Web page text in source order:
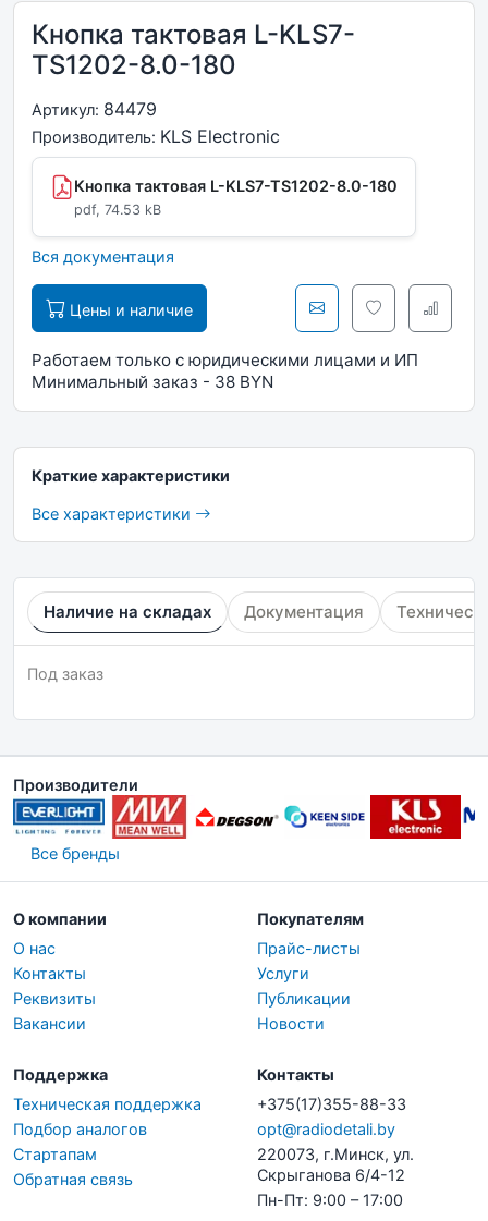
Кнопка тактовая L-KLS7-
TS1202-8.0-180
Артикул: 84479
Производитель: KLS Electronic
Кнопка тактовая L-KLS7-TS1202-8.0-180
pdf, 74.53 kB
Вся документация
Цены и наличие
Работаем только с юридическими лицами и ИП
Минимальный заказ - 38 BYN
Краткие характеристики
Все характеристики
Наличие на складах Документация
Под заказ
Производители
Все бренды
О компании
О нас
Контакты
Реквизиты
Вакансии
Покупателям
Прайс-листы
Услуги
Публикации
Новости
Поддержка
Техническая поддержка
Подбор аналогов
Стартапам
Обратная связь
Контакты
+375(17)355-88-33
opt@radiodetali.by
220073, г.Минск, ул.
Скрыганова 6/4-12
Пн-Пт: 9:00 – 17:00